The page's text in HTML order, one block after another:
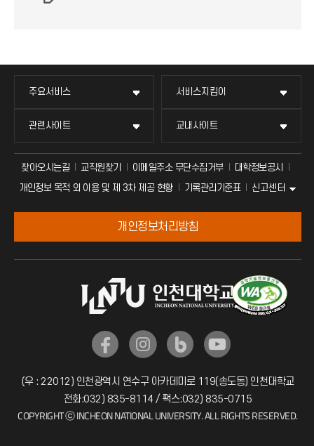
주요서비스 서비스지킴이
관련사이트 교내사이트
찾아오시는길 교직원찾기 이메일주소 무단수집거부
대학정보공시
개인정보 목적 외 이용 및 제 3차 제공 현황
기록관리기준표 신고센터
개인정보처리방침
(우 : 22012) 인천광역시 연수구 아카데미로 119(송도동) 인천대학교
전화:032) 835-8114 / 팩스:032) 835-0715
COPYRIGHT ⓒ INCHEON NATIONAL UNIVERSITY. ALL RIGHTS RESERVED.